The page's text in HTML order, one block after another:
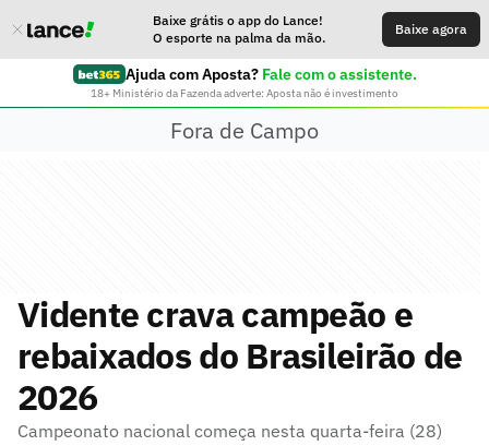
Baixe grátis o app do Lance!
O esporte na palma da mão.
Baixe agora
Ajuda com Aposta? Fale com o assistente.
18+ Ministério da Fazenda adverte: Aposta não é investimento
Fora de Campo
Vidente crava campeão e
rebaixados do Brasileirão de
2026
Campeonato nacional começa nesta quarta-feira (28)